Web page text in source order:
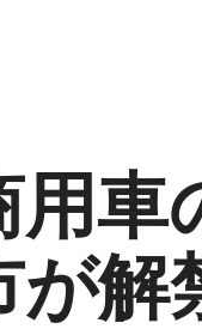
用車
が解